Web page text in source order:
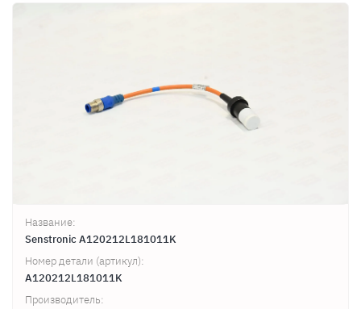
Название:
Senstronic A120212L181011K
Номер детали (артикул):
A120212L181011K
Производитель: